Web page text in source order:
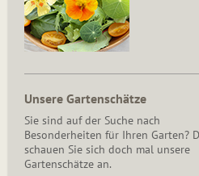
Unsere Gartenschätze
Sie sind auf der Suche nach
Besonderheiten für Ihren Garten?
schauen Sie sich doch mal unsere
Gartenschätze an.